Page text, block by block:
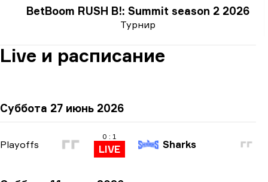
Турнир
BetBoom RUSH B!: Summit season 2 2026
Live и расписание
Суббота 27 июнь 2026
Playoffs
0 : 1
LIVE Sharks